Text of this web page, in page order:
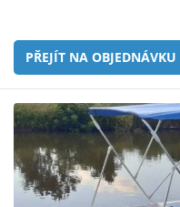
PŘEJÍT NA OBJEDNÁVKU